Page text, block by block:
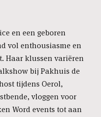
en een geboren
vol enthousiasme en
Haar klussen variëren
bij Pakhuis de
tijdens Oerol,
vloggen voor
Word events tot aan